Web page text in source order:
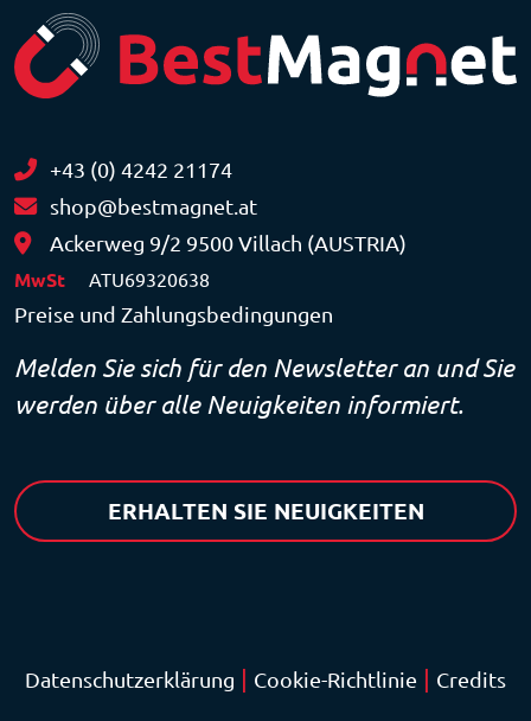
+43 (0) 4242 21174
shop@bestmagnet.at
Ackerweg 9/2 9500 Villach (AUSTRIA)
MwSt ATU69320638
Preise und Zahlungsbedingungen
Melden Sie sich für den Newsletter an und Sie
werden über alle Neuigkeiten informiert.
ERHALTEN SIE NEUIGKEITEN
Datenschutzerklärung Cookie-Richtlinie Credits